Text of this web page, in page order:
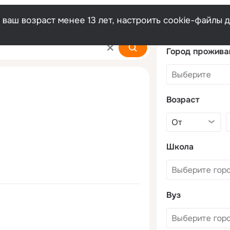
возраст менее 13 лет, настроить cookie-файлы
Город
Возраст
Школа
Вуз